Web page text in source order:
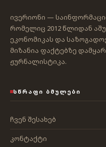
ივერიონი —
რომელიც 2012 წლიდან
ეკონომიკას და
მიზანია ფაქტებზე
ჟურნალისტიკა.
ᲡᲬᲠᲐᲤᲘ ᲑᲛᲣᲚᲔᲑᲘ
ჩვენ შესახებ
კონტაქტი